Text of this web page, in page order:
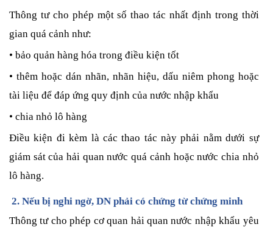
Thông tư cho phép một số thao tác nhất định trong thời
gian quá cảnh như:
• bảo quản hàng hóa trong điều kiện tốt
• thêm hoặc dán nhãn, nhãn hiệu, dấu niêm phong hoặc
tài liệu để đáp ứng quy định của nước nhập khẩu
• chia nhỏ lô hàng
Điều kiện đi kèm là các thao tác này phải nằm dưới sự
giám sát của hải quan nước quá cảnh hoặc nước chia nhỏ
lô hàng.
2. Nếu bị nghi ngờ, DN phải có chứng từ chứng minh
Thông tư cho phép cơ quan hải quan nước nhập khẩu yêu